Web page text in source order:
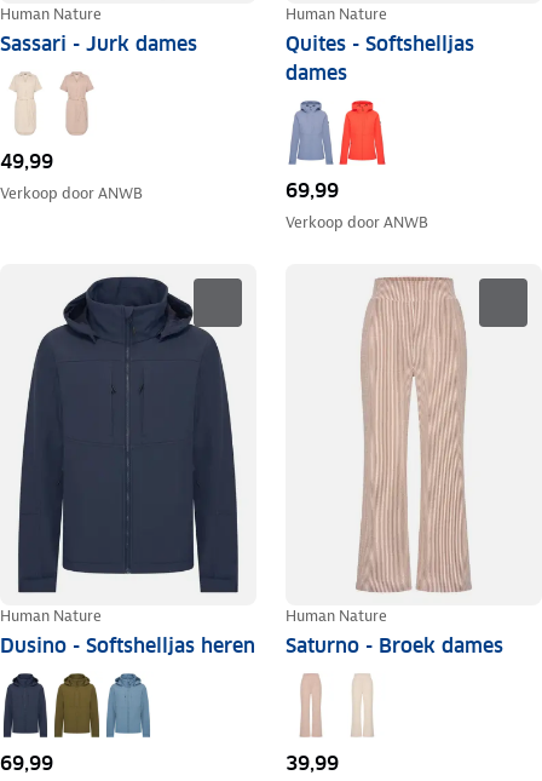
Human Nature
Sassari - Jurk dames
49,99
Verkoop doorANWB
Human Nature
Quites - Softshelljas
dames
69,99
Verkoop doorANWB
Human Nature
Dusino - Softshelljas heren
69,99
Human Nature
Saturno - Broek dames
39,99